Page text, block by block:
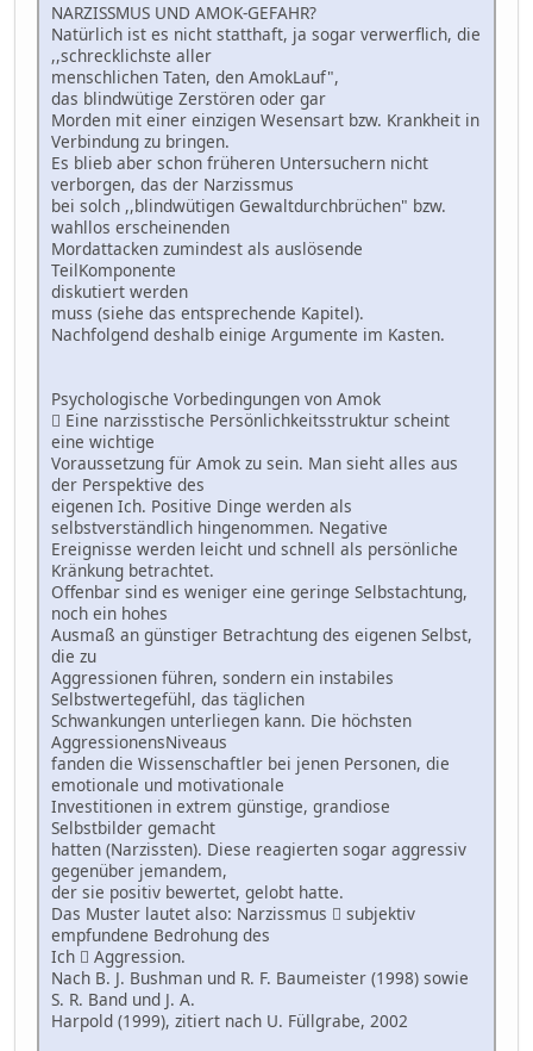
NARZISSMUS UND AMOK-GEFAHR?
Natürlich ist es nicht statthaft, ja sogar verwerflich, die
,,schrecklichste aller
menschlichen Taten, den AmokLauf",
das blindwütige Zerstören oder gar
Morden mit einer einzigen Wesensart bzw. Krankheit in
Verbindung zu bringen.
Es blieb aber schon früheren Untersuchern nicht
verborgen, das der Narzissmus
bei solch ,,blindwütigen Gewaltdurchbrüchen" bzw.
wahllos erscheinenden
Mordattacken zumindest als auslösende
TeilKomponente
diskutiert werden
muss (siehe das entsprechende Kapitel).
Nachfolgend deshalb einige Argumente im Kasten.
Psychologische Vorbedingungen von Amok
 Eine narzisstische Persönlichkeitsstruktur scheint
eine wichtige
Voraussetzung für Amok zu sein. Man sieht alles aus
der Perspektive des
eigenen Ich. Positive Dinge werden als
selbstverständlich hingenommen. Negative
Ereignisse werden leicht und schnell als persönliche
Kränkung betrachtet.
Offenbar sind es weniger eine geringe Selbstachtung,
noch ein hohes
Ausmaß an günstiger Betrachtung des eigenen Selbst,
die zu
Aggressionen führen, sondern ein instabiles
Selbstwertegefühl, das täglichen
Schwankungen unterliegen kann. Die höchsten
AggressionensNiveaus
fanden die Wissenschaftler bei jenen Personen, die
emotionale und motivationale
Investitionen in extrem günstige, grandiose
Selbstbilder gemacht
hatten (Narzissten). Diese reagierten sogar aggressiv
gegenüber jemandem,
der sie positiv bewertet, gelobt hatte.
Das Muster lautet also: Narzissmus  subjektiv
empfundene Bedrohung des
Ich  Aggression.
Nach B. J. Bushman und R. F. Baumeister (1998) sowie
S. R. Band und J. A.
Harpold (1999), zitiert nach U. Füllgrabe, 2002